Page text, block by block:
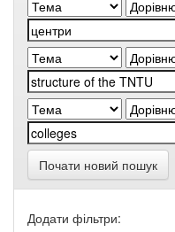
Почати новий пошук
Додати фільтри: